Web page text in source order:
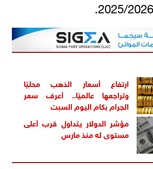
ارتفاع أسعار الذهب محليًا
وتراجعها عالميًا.. أعرف سعر
الجرام بكام اليوم السبت
مؤشر الدولار يتداول قرب أعلى
مستوى له منذ مارس